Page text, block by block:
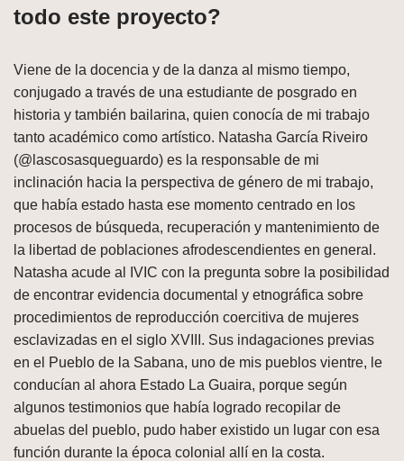
todo este proyecto?
Viene de la docencia y de la danza al mismo tiempo,
conjugado a través de una estudiante de posgrado en
historia y también bailarina, quien conocía de mi trabajo
tanto académico como artístico. Natasha García Riveiro
(@lascosasqueguardo) es la responsable de mi
inclinación hacia la perspectiva de género de mi trabajo,
que había estado hasta ese momento centrado en los
procesos de búsqueda, recuperación y mantenimiento de
la libertad de poblaciones afrodescendientes en general.
Natasha acude al IVIC con la pregunta sobre la posibilidad
de encontrar evidencia documental y etnográfica sobre
procedimientos de reproducción coercitiva de mujeres
esclavizadas en el siglo XVIII. Sus indagaciones previas
en el Pueblo de la Sabana, uno de mis pueblos vientre, le
conducían al ahora Estado La Guaira, porque según
algunos testimonios que había logrado recopilar de
abuelas del pueblo, pudo haber existido un lugar con esa
función durante la época colonial allí en la costa.